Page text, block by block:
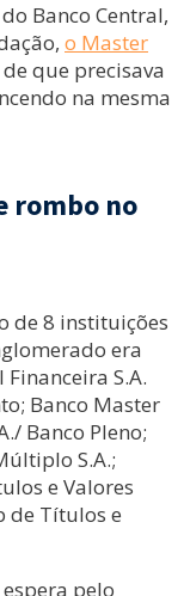
Banco Central,
o Master
de que precisava
na mesma
rombo no
de 8 instituições
era
S.A.
Banco Master
Banco Pleno;
S.A.;
e Valores
de Títulos e
pelo